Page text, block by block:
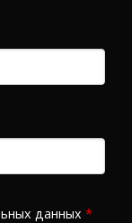
данных *